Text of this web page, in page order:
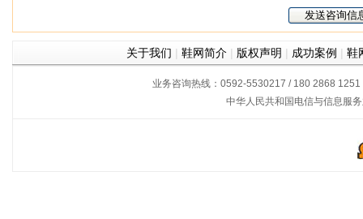
关于我们 | 鞋网简介 | 版权声明 | 成功案例 | 鞋
业务咨询热线：0592-5530217 / 180 2868 1251
中华人民共和国电信与信息服